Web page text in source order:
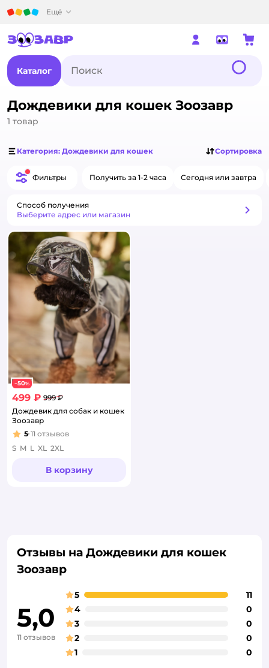
Ещё
Каталог
Дождевики для кошек Зоозавр
1 товар
Категория: Дождевики для кошек Сортировка
Фильтры Получить за 1-2 часа Сегодня или завтра
Способ получения
Выберите адрес или магазин
−50%
499 ₽ 999 ₽
Дождевик для собак и кошек
Зоозавр
Рейтинг:
5 11 отзывов
S M L XL 2XL
В корзину
Отзывы на Дождевики для кошек
Зоозавр
5,0
11 отзывов
5
11
4
0
3
0
2
0
1
0